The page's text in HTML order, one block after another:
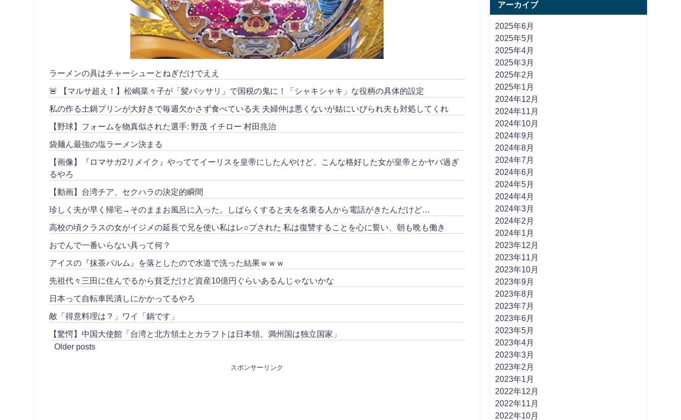
ラーメンの具はチャーシューとねぎだけでええ
🚨 【マルサ超え！】松嶋菜々子が「髪バッサリ」で国税の鬼に！「シャキシャキ」な役柄の具体的設定
私の作る土鍋プリンが大好きで毎週欠かさず食べている夫 夫婦仲は悪くないが姑にいびられ夫も対処してくれ
【野球】フォームを物真似された選手: 野茂 イチロー 村田兆治
袋麺ん最強の塩ラーメン決まる
【画像】『ロマサガ2リメイク』やっててイーリスを皇帝にしたんやけど、こんな格好した女が皇帝とかヤバ過ぎ
るやろ
【動画】台湾チア、セクハラの決定的瞬間
珍しく夫が早く帰宅→そのままお風呂に入った。しばらくすると夫を名乗る人から電話がきたんだけど…
高校の頃クラスの女がイジメの延長で兄を使い私はレ○プされた 私は復讐することを心に誓い、朝も晩も働き
おでんで一番いらない具って何？
アイスの『抹茶パルム』を落としたので水道で洗った結果ｗｗｗ
先祖代々三田に住んでるから貧乏だけど資産10億円ぐらいあるんじゃないかな
日本って自転車民潰しにかかってるやろ
敵「得意料理は？」ワイ「鍋です」
【驚愕】中国大使館「台湾と北方領土とカラフトは日本領。満州国は独立国家」
Older posts
スポンサーリンク
アーカイブ
2025年6月
2025年5月
2025年4月
2025年3月
2025年2月
2025年1月
2024年12月
2024年11月
2024年10月
2024年9月
2024年8月
2024年7月
2024年6月
2024年5月
2024年4月
2024年3月
2024年2月
2024年1月
2023年12月
2023年11月
2023年10月
2023年9月
2023年8月
2023年7月
2023年6月
2023年5月
2023年4月
2023年3月
2023年2月
2023年1月
2022年12月
2022年11月
2022年10月